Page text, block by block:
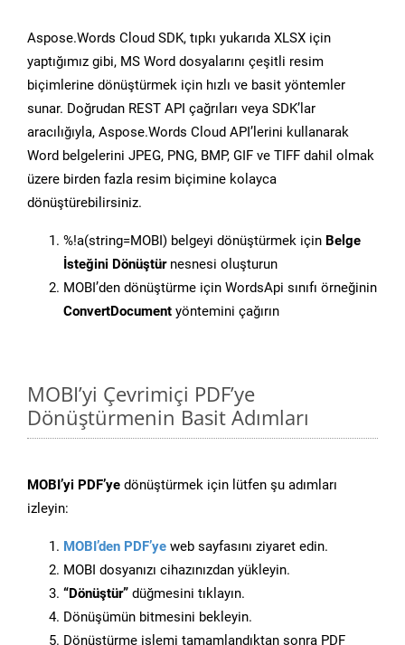
Aspose.Words Cloud SDK, tıpkı yukarıda XLSX için
yaptığımız gibi, MS Word dosyalarını çeşitli resim
biçimlerine dönüştürmek için hızlı ve basit yöntemler
sunar. Doğrudan REST API çağrıları veya SDK’lar
aracılığıyla, Aspose.Words Cloud API’lerini kullanarak
Word belgelerini JPEG, PNG, BMP, GIF ve TIFF dahil olmak
üzere birden fazla resim biçimine kolayca
dönüştürebilirsiniz.
%!a(string=MOBI) belgeyi dönüştürmek için Belge
İsteğini Dönüştürnesnesi oluşturun
MOBI’den dönüştürme için WordsApi sınıfı örneğinin
ConvertDocument yöntemini çağırın
MOBI’yi Çevrimiçi PDF’ye
Dönüştürmenin Basit Adımları
MOBI’yi PDF’ye dönüştürmek için lütfen şu adımları
izleyin:
MOBI’den PDF’ye web sayfasını ziyaret edin.
MOBI dosyanızı cihazınızdan yükleyin.
“Dönüştür” düğmesini tıklayın.
Dönüşümün bitmesini bekleyin.
Dönüştürme işlemi tamamlandıktan sonra PDF